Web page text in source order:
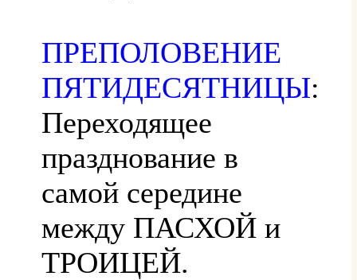
ПРЕПОЛОВЕНИЕ
ПЯТИДЕСЯТНИЦЫ:
Переходящее
празднование в
самой середине
между ПАСХОЙ и
ТРОИЦЕЙ.